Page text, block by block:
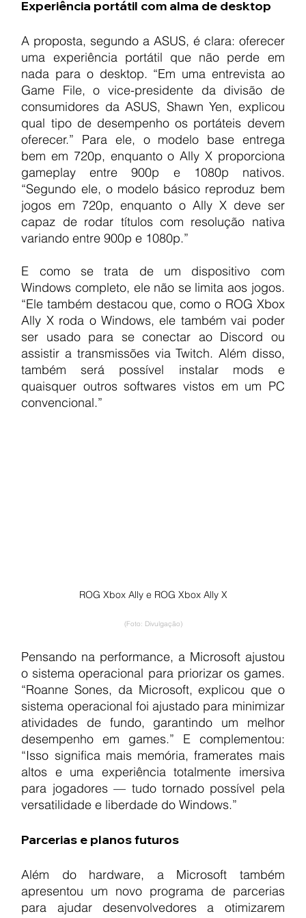
Experiência portátil com alma de desktop
A proposta, segundo a ASUS, é clara: oferecer
uma experiência portátil que não perde em
nada para o desktop. “Em uma entrevista ao
Game File, o vice-presidente da divisão de
consumidores da ASUS, Shawn Yen, explicou
qual tipo de desempenho os portáteis devem
oferecer.” Para ele, o modelo base entrega
bem em 720p, enquanto o Ally X proporciona
gameplay entre 900p e 1080p nativos.
“Segundo ele, o modelo básico reproduz bem
jogos em 720p, enquanto o Ally X deve ser
capaz de rodar títulos com resolução nativa
variando entre 900p e 1080p.”
E como se trata de um dispositivo com
Windows completo, ele não se limita aos jogos.
“Ele também destacou que, como o ROG Xbox
Ally X roda o Windows, ele também vai poder
ser usado para se conectar ao Discord ou
assistir a transmissões via Twitch. Além disso,
também será possível instalar mods e
quaisquer outros softwares vistos em um PC
convencional.”
ROG Xbox Ally e ROG Xbox Ally X
(Foto: Divulgação)
Pensando na performance, a Microsoft ajustou
o sistema operacional para priorizar os games.
“Roanne Sones, da Microsoft, explicou que o
sistema operacional foi ajustado para minimizar
atividades de fundo, garantindo um melhor
desempenho em games.” E complementou:
“Isso significa mais memória, framerates mais
altos e uma experiência totalmente imersiva
para jogadores — tudo tornado possível pela
versatilidade e liberdade do Windows.”
Parcerias e planos futuros
Além do hardware, a Microsoft também
apresentou um novo programa de parcerias
para ajudar desenvolvedores a otimizarem